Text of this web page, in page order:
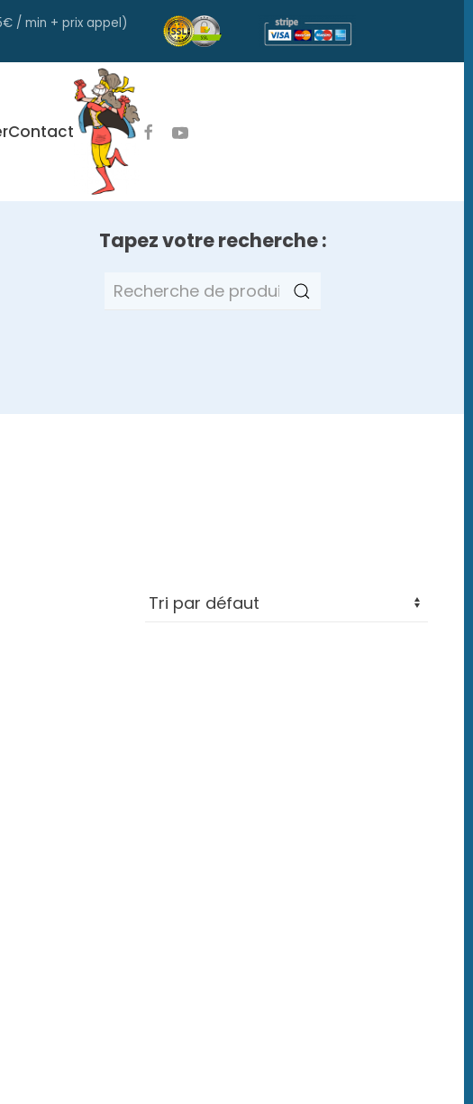
/ min + prix appel)
Contact
Tapez votre recherche :
Recherche